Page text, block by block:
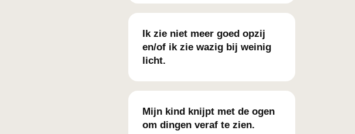
Ik zie niet meer goed opzij
en/of ik zie wazig bij weinig
licht.
Mijn kind knijpt met de ogen
om dingen veraf te zien.